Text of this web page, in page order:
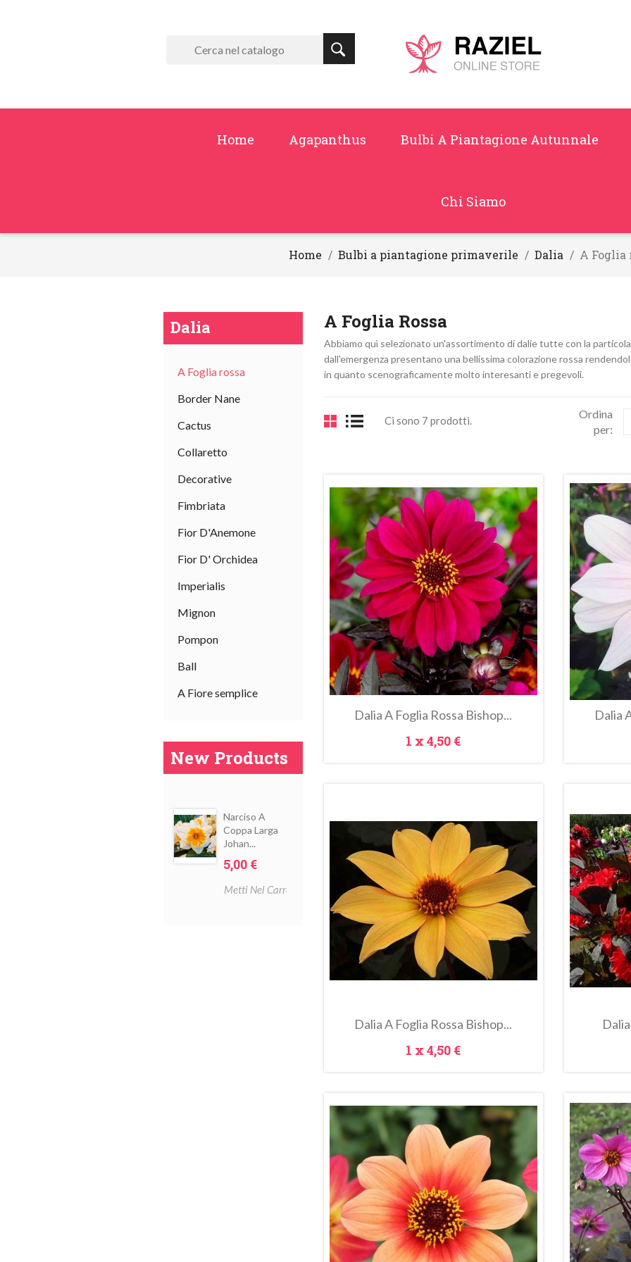
Home Agapanthus Bulbi A Piantagione Autunnale
Chi Siamo
Home Bulbi a piantagione primaverile Dalia A Foglia
Dalia
A Foglia rossa
Border Nane
Cactus
Collaretto
Decorative
Fimbriata
Fior D'Anemone
Fior D' Orchidea
Imperialis
Mignon
Pompon
Ball
A Fiore semplice
New Products
Narciso A
Coppa Larga
Johan...
Prezzo
5,00 €
Metti Nel Carrello
A Foglia Rossa
Abbiamo quì selezionato un'assortimento di dalie tutte con la
dall'emergenza presentano una bellissima colorazione rossa
in quanto scenograficamente molto interesanti e pregevoli.
Ci sono 7 prodotti.
Ordina
per:
Metti Nel Carrello Anteprima
Dalia A Foglia Rossa Bishop...
Prezzo
1 x4,50 €
Metti
Dalia
Metti Nel Carrello Anteprima
Dalia A Foglia Rossa Bishop...
Prezzo
1 x4,50 €
Metti